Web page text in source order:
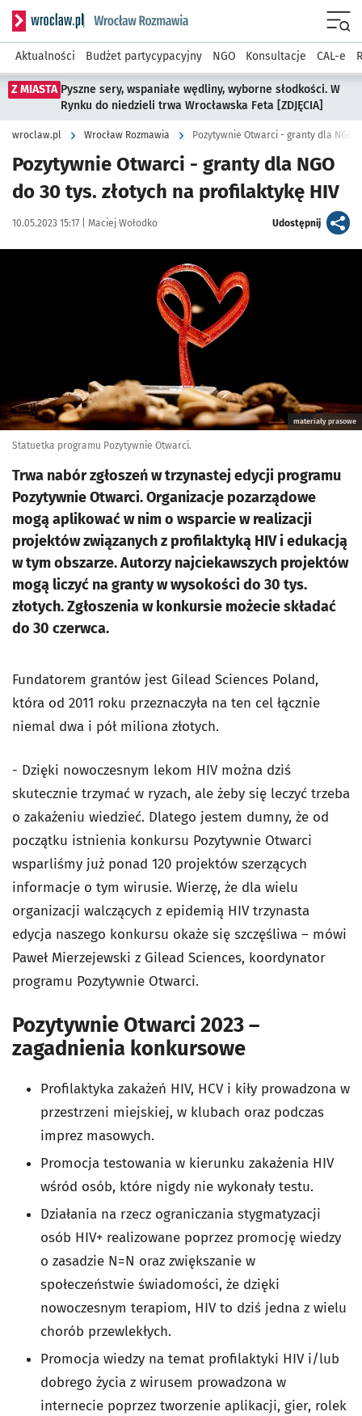
Serwis informacyjny wroclaw.pl podserwis: Rozmawia
Aktualności Budżet partycypacyjny NGO Konsultacje CAL-e
Z MIASTA Pyszne sery, wspaniałe wędliny, wyborne słodkości. W
Rynku do niedzieli trwa Wrocławska Feta [ZDJĘCIA]
wroclaw.pl Wrocław Rozmawia Pozytywnie Otwarci - granty dla NGO
Pozytywnie Otwarci - granty dla NGO
do 30 tys. złotych na profilaktykę HIV
Data publikacji:
10.05.2023 15:17 | Autor:
Maciej Wołodko Udostępnijartykuł
materiały prasowe
Statuetka programu Pozytywnie Otwarci.
Trwa nabór zgłoszeń w trzynastej edycji programu
Pozytywnie Otwarci. Organizacje pozarządowe
mogą aplikować w nim o wsparcie w realizacji
projektów związanych z profilaktyką HIV i edukacją
w tym obszarze. Autorzy najciekawszych projektów
mogą liczyć na granty w wysokości do 30 tys.
złotych. Zgłoszenia w konkursie możecie składać
do 30 czerwca.
Fundatorem grantów jest Gilead Sciences Poland,
która od 2011 roku przeznaczyła na ten cel łącznie
niemal dwa i pół miliona złotych.
- Dzięki nowoczesnym lekom HIV można dziś
skutecznie trzymać w ryzach, ale żeby się leczyć trzeba
o zakażeniu wiedzieć. Dlatego jestem dumny, że od
początku istnienia konkursu Pozytywnie Otwarci
wsparliśmy już ponad 120 projektów szerzących
informacje o tym wirusie. Wierzę, że dla wielu
organizacji walczących z epidemią HIV trzynasta
edycja naszego konkursu okaże się szczęśliwa – mówi
Paweł Mierzejewski z Gilead Sciences, koordynator
programu Pozytywnie Otwarci.
Pozytywnie Otwarci 2023 –
zagadnienia konkursowe
Profilaktyka zakażeń HIV, HCV i kiły prowadzona w
przestrzeni miejskiej, w klubach oraz podczas
imprez masowych.
Promocja testowania w kierunku zakażenia HIV
wśród osób, które nigdy nie wykonały testu.
Działania na rzecz ograniczania stygmatyzacji
osób HIV+ realizowane poprzez promocję wiedzy
o zasadzie N=N oraz zwiększanie w
społeczeństwie świadomości, że dzięki
nowoczesnym terapiom, HIV to dziś jedna z wielu
chorób przewlekłych.
Promocja wiedzy na temat profilaktyki HIV i/lub
dobrego życia z wirusem prowadzona w
internecie poprzez tworzenie aplikacji, gier, rolek